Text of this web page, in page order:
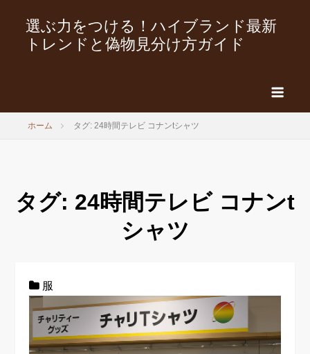
選ぶ力をつける！ハイブランド最新
トレンドと偽物見分け方ガイド
ホーム タグ: 24時間テレビ コナンtシャツ
タグ: 24時間テレビ コナンt
シャツ
服